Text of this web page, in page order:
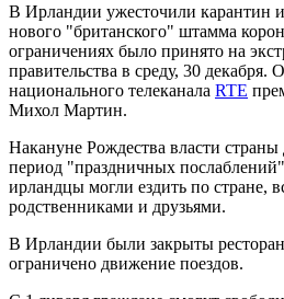
В Ирландии ужесточили карантин
нового "британского" штамма
ограничениях было принято на
правительства в среду, 30 декабря.
национального телеканала RTE
Михол Мартин.
Накануне Рождества власти
период "праздничных
ирландцы могли ездить по стране,
родственниками и друзьями.
В Ирландии были закрыты
ограничено движение поездов.